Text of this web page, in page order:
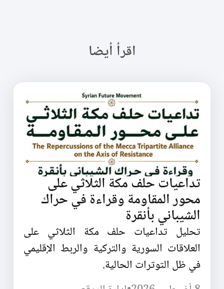
اقرأ أيضا
تداعيات حلف مكة الثلاثي على
محور المقاومة وقراءة في حراك
الشيباني بأنقرة
تحليل تداعيات حلف مكة الثلاثي على
العلاقات السورية والتركية والربط الإقليمي
في ظل التوترات الحالية.